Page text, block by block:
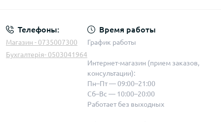
Телефоны:
Магазин - 0735007300
Бухгалтерія- 0503041964
Время работы
График работы
Интернет-магазин (прием заказов,
консультации):
Пн–Пт — 09:00–21:00
Сб–Вс — 10:00–20:00
Работает без выходных